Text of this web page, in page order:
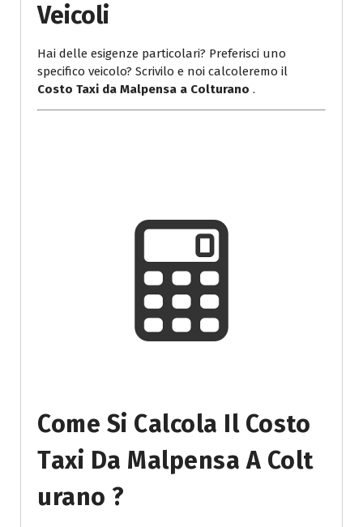
Veicoli
Hai delle esigenze particolari? Preferisci uno
specifico veicolo? Scrivilo e noi calcoleremo il
Costo Taxi da Malpensa a Colturano .
Come Si Calcola Il Costo
Taxi Da Malpensa A Colt
Urano ?